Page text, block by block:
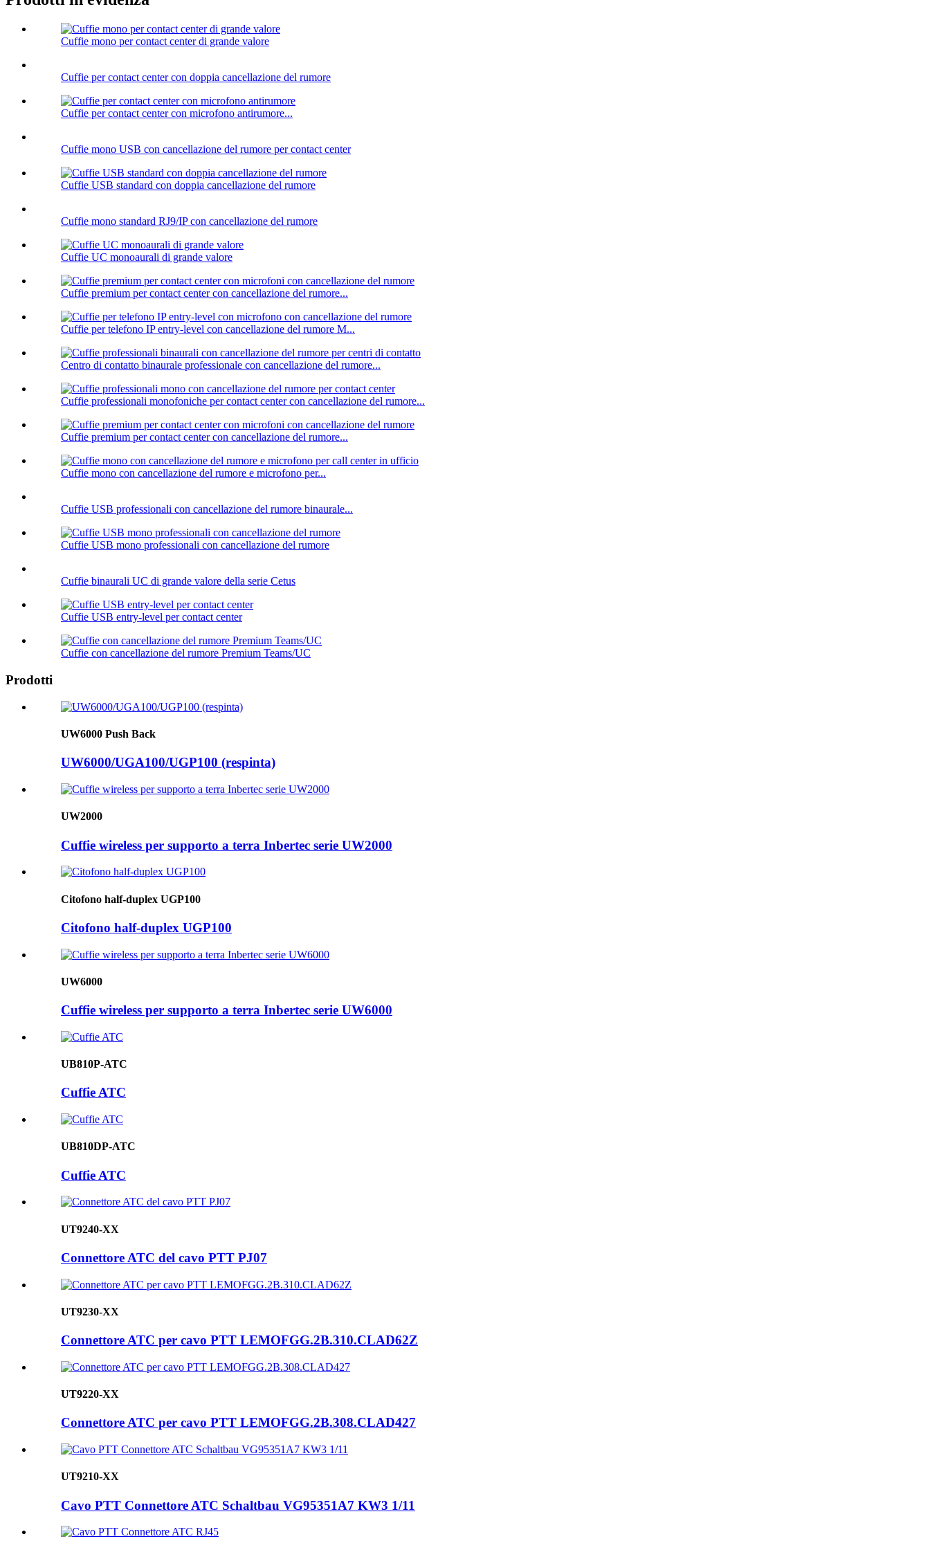
Cuffie mono per contact center di grande valore
Cuffie per contact center con doppia cancellazione del rumore
Cuffie per contact center con microfono antirumore...
Cuffie mono USB con cancellazione del rumore per contact center
Cuffie USB standard con doppia cancellazione del rumore
Cuffie mono standard RJ9/IP con cancellazione del rumore
Cuffie UC monoaurali di grande valore
Cuffie premium per contact center con cancellazione del rumore...
Cuffie per telefono IP entry-level con cancellazione del rumore M...
Centro di contatto binaurale professionale con cancellazione del rumore...
Cuffie professionali monofoniche per contact center con cancellazione del rumore...
Cuffie premium per contact center con cancellazione del rumore...
Cuffie mono con cancellazione del rumore e microfono per...
Cuffie USB professionali con cancellazione del rumore binaurale...
Cuffie USB mono professionali con cancellazione del rumore
Cuffie binaurali UC di grande valore della serie Cetus
Cuffie USB entry-level per contact center
Cuffie con cancellazione del rumore Premium Teams/UC
Prodotti
UW6000 Push Back
UW6000/UGA100/UGP100 (respinta)
UW2000
Cuffie wireless per supporto a terra Inbertec serie UW2000
Citofono half-duplex UGP100
Citofono half-duplex UGP100
UW6000
Cuffie wireless per supporto a terra Inbertec serie UW6000
UB810P-ATC
Cuffie ATC
UB810DP-ATC
Cuffie ATC
UT9240-XX
Connettore ATC del cavo PTT PJ07
UT9230-XX
Connettore ATC per cavo PTT LEMOFGG.2B.310.CLAD62Z
UT9220-XX
Connettore ATC per cavo PTT LEMOFGG.2B.308.CLAD427
UT9210-XX
Cavo PTT Connettore ATC Schaltbau VG95351A7 KW3 1/11